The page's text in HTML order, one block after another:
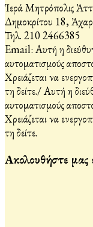
Ἱερά Μητρόπολις
Δημοκρίτου 18,
Τηλ. 210 2466385
Email: Αυτή η
αυτοματισμούς
Χρειάζεται να
τη δείτε./Αυτή η
αυτοματισμούς
Χρειάζεται να
τη δείτε.
Ακολουθήστε